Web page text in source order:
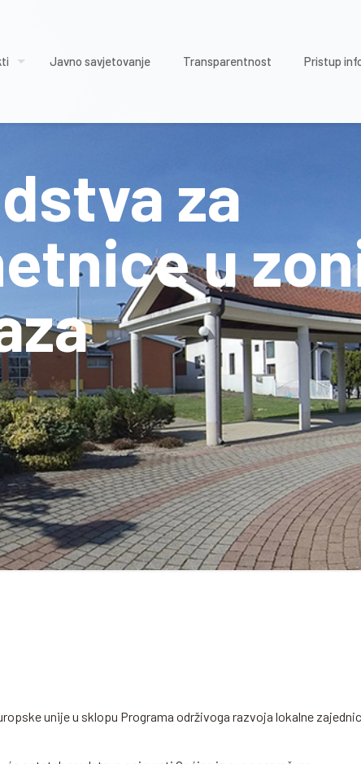
Javno savjetovanje Transparentnost Pristup
za
u
unije u sklopu Programa održivoga razvoja lokalne